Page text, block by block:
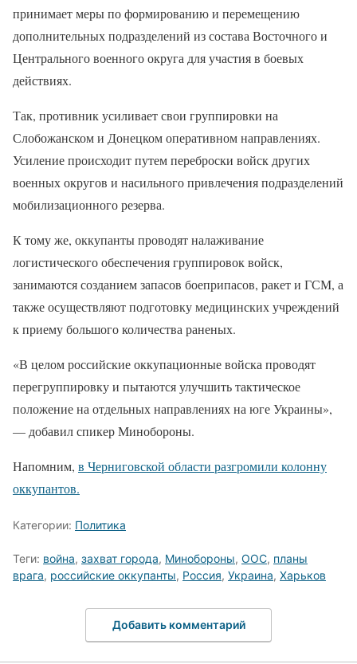
принимает меры по формированию и перемещению
дополнительных подразделений из состава Восточного и
Центрального военного округа для участия в боевых
действиях.
Так, противник усиливает свои группировки на
Слобожанском и Донецком оперативном направлениях.
Усиление происходит путем переброски войск других
военных округов и насильного привлечения подразделений
мобилизационного резерва.
К тому же, оккупанты проводят налаживание
логистического обеспечения группировок войск,
занимаются созданием запасов боеприпасов, ракет и ГСМ, а
также осуществляют подготовку медицинских учреждений
к приему большого количества раненых.
«В целом российские оккупационные войска проводят
перегруппировку и пытаются улучшить тактическое
положение на отдельных направлениях на юге Украины»,
— добавил спикер Минобороны.
Напомним, в Черниговской области разгромили колонну
оккупантов.
Категории: Политика
Теги: война, захват города, Минобороны, ООС, планы
врага, российские оккупанты, Россия, Украина, Харьков
Добавить комментарий